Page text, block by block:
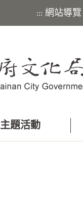
::: 網站導覽
主題活動